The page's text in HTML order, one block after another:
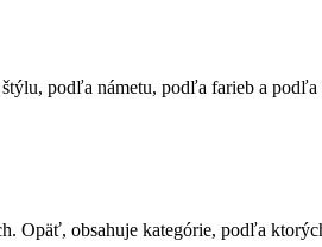
podľa námetu, podľa farieb a podľa
Opäť, obsahuje kategórie, podľa